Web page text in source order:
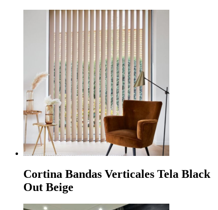
Cortina Bandas Verticales Tela Black
Out Beige